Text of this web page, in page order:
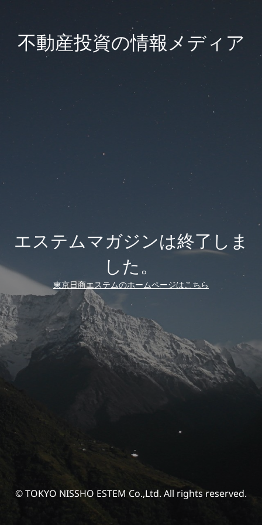
不動産投資の情報メディア
エステムマガジンは終了しま
した。
東京日商エステムのホームページはこちら
© TOKYO NISSHO ESTEM Co.,Ltd. All rights reserved.